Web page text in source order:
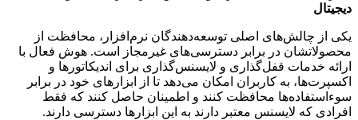
دیجیتال
یکی از چالش‌های اصلی توسعه‌دهندگان نرم‌افزار، محافظت از
محصولاتشان در برابر دسترسی‌های غیرمجاز است. هوش فعال با
ارائه خدمات قفل‌گذاری و لایسنس‌گذاری برای اندیکاتورها و
اکسپرت‌ها، به کاربران امکان می‌دهد تا از ابزارهای خود در برابر
سوءاستفاده‌ها محافظت کنند و اطمینان حاصل کنند که فقط
افرادی که لایسنس معتبر دارند به این ابزارها دسترسی دارند.